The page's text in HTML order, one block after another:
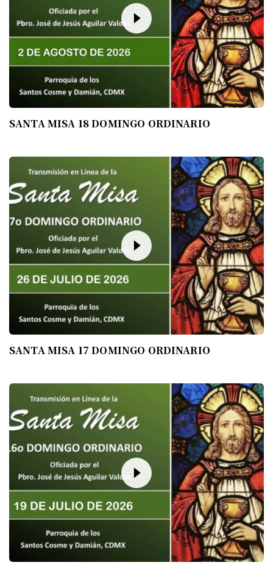
SANTA MISA 18 DOMINGO ORDINARIO
SANTA MISA 17 DOMINGO ORDINARIO